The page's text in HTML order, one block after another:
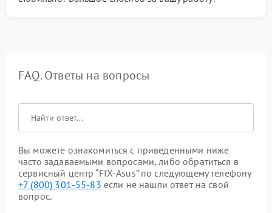
FAQ. Ответы на вопросы
Вы можете ознакомиться с приведенными ниже
часто задаваемыми вопросами, либо обратиться в
сервисный центр “FIX-Asus” по следующему телефону
+7 (800) 301-55-83 если не нашли ответ на свой
вопрос.